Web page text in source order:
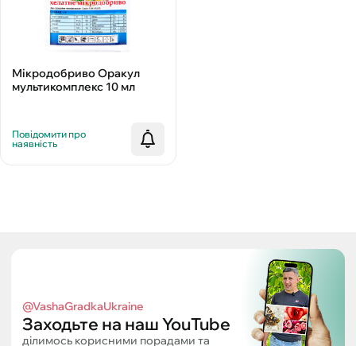
Мікродобриво Оракул
мультикомплекс 10 мл
Повідомити про
наявність
@VashaGradkaUkraine
Заходьте на наш YouTube
ділимось корисними порадами та